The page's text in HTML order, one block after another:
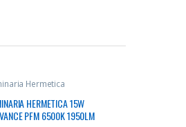
Hermetica
HERMETICA 15W
PFM 6500K 1950LM